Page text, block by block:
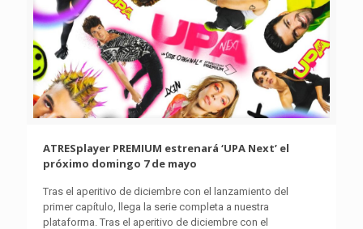
ATRESplayer PREMIUM estrenará ‘UPA Next’ el
próximo domingo 7 de mayo
Tras el aperitivo de diciembre con el lanzamiento del
primer capítulo, llega la serie completa a nuestra
plataforma. Tras el aperitivo de diciembre con el